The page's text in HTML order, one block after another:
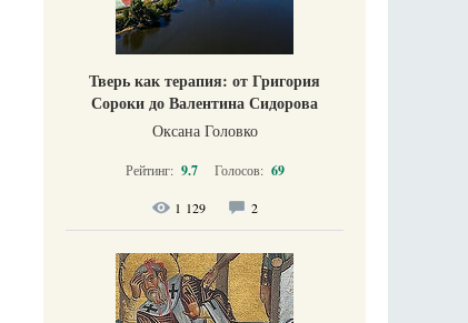
Тверь как терапия: от Григория
Сороки до Валентина Сидорова
Оксана Головко
Рейтинг: 9.7 Голосов: 69
1 129 2